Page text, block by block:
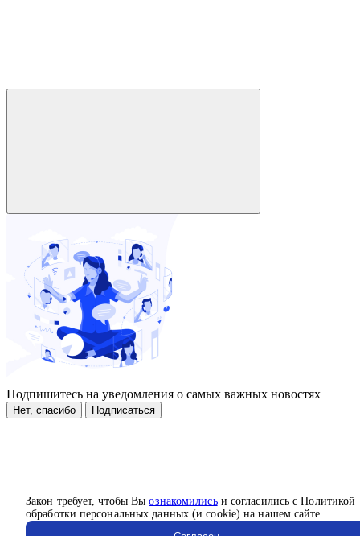
Закон требует, чтобы Выознакомилисьи согласились с Политикой
обработки персональных данных (и cookie) на нашем сайте.
Подпишитесь на уведомления о самых важных новостях
Нет, спасибо Подписаться